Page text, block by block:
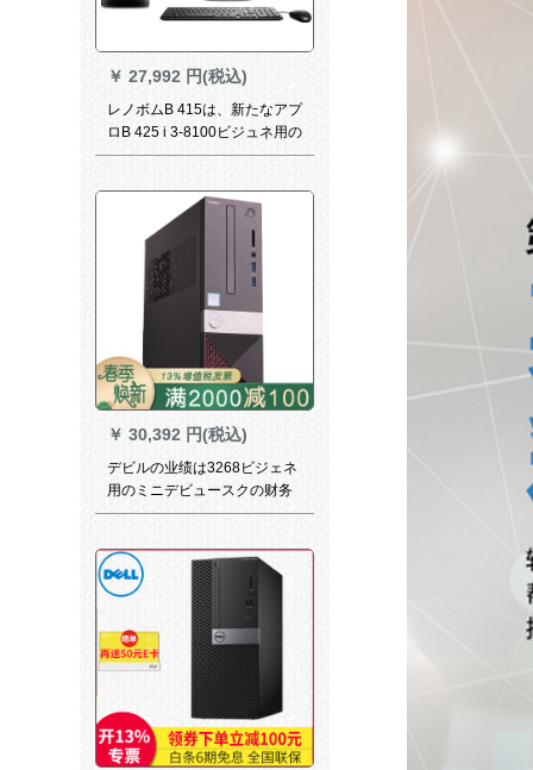
￥ 27,992 円(税込)
レノボムB 415は、新たなアプ
ロB 425 i 3-8100ビジュネ用の
税引会社のコープンピタの家
ン液晶ディップ
￥ 30,392 円(税込)
デビルの业绩は3268ビジェネ
用のミニデビュースクの财务
の领収书です。Win 7シムi 5-
G/128 G+1でマス版です。